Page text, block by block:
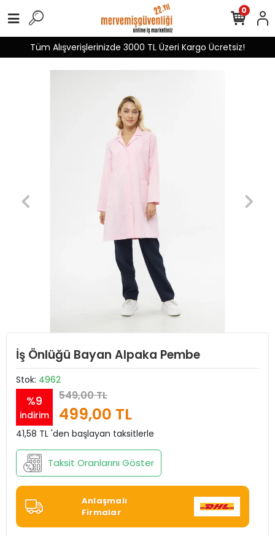
Tüm Alışverişlerinizde 3000 TL Üzeri Kargo Ücretsiz!
0
İş Önlüğü Bayan Alpaka Pembe
Stok: 4962
%9
indirim
549,00 TL
499,00 TL
41,58 TL 'den başlayan taksitlerle
Taksit Oranlarını Göster
Anlaşmalı
Firmalar